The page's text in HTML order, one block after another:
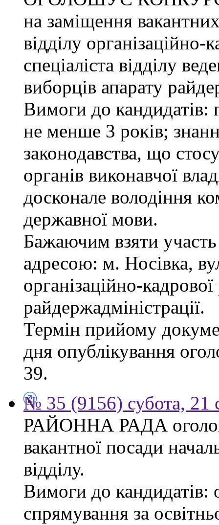
на заміщення
відділу
спеціаліста відділу
виборців апарату
Вимоги до кандидатів:
не менше 3 років;
законодавства, що
органів виконавчої
досконале володіння
державної мови.
Бажаючим взяти участь
адресою: м. Носівка,
організаційно-
райдержадміністрації.
Термін прийому
дня опублікування
39.
№ 35 (9156) субота, 21
РАЙОННА РАДА
вакантної посади
відділу.
Вимоги до кандидатів:
спрямування за